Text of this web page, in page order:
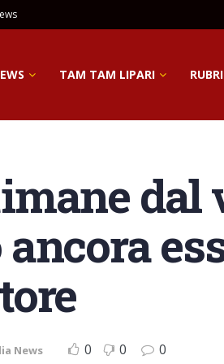
TAM TAM LIPARI
dal
News 0 0 0